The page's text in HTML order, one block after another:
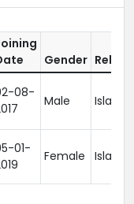
২০২৬
Gender
08-
Male Islam
01-
Female Islam